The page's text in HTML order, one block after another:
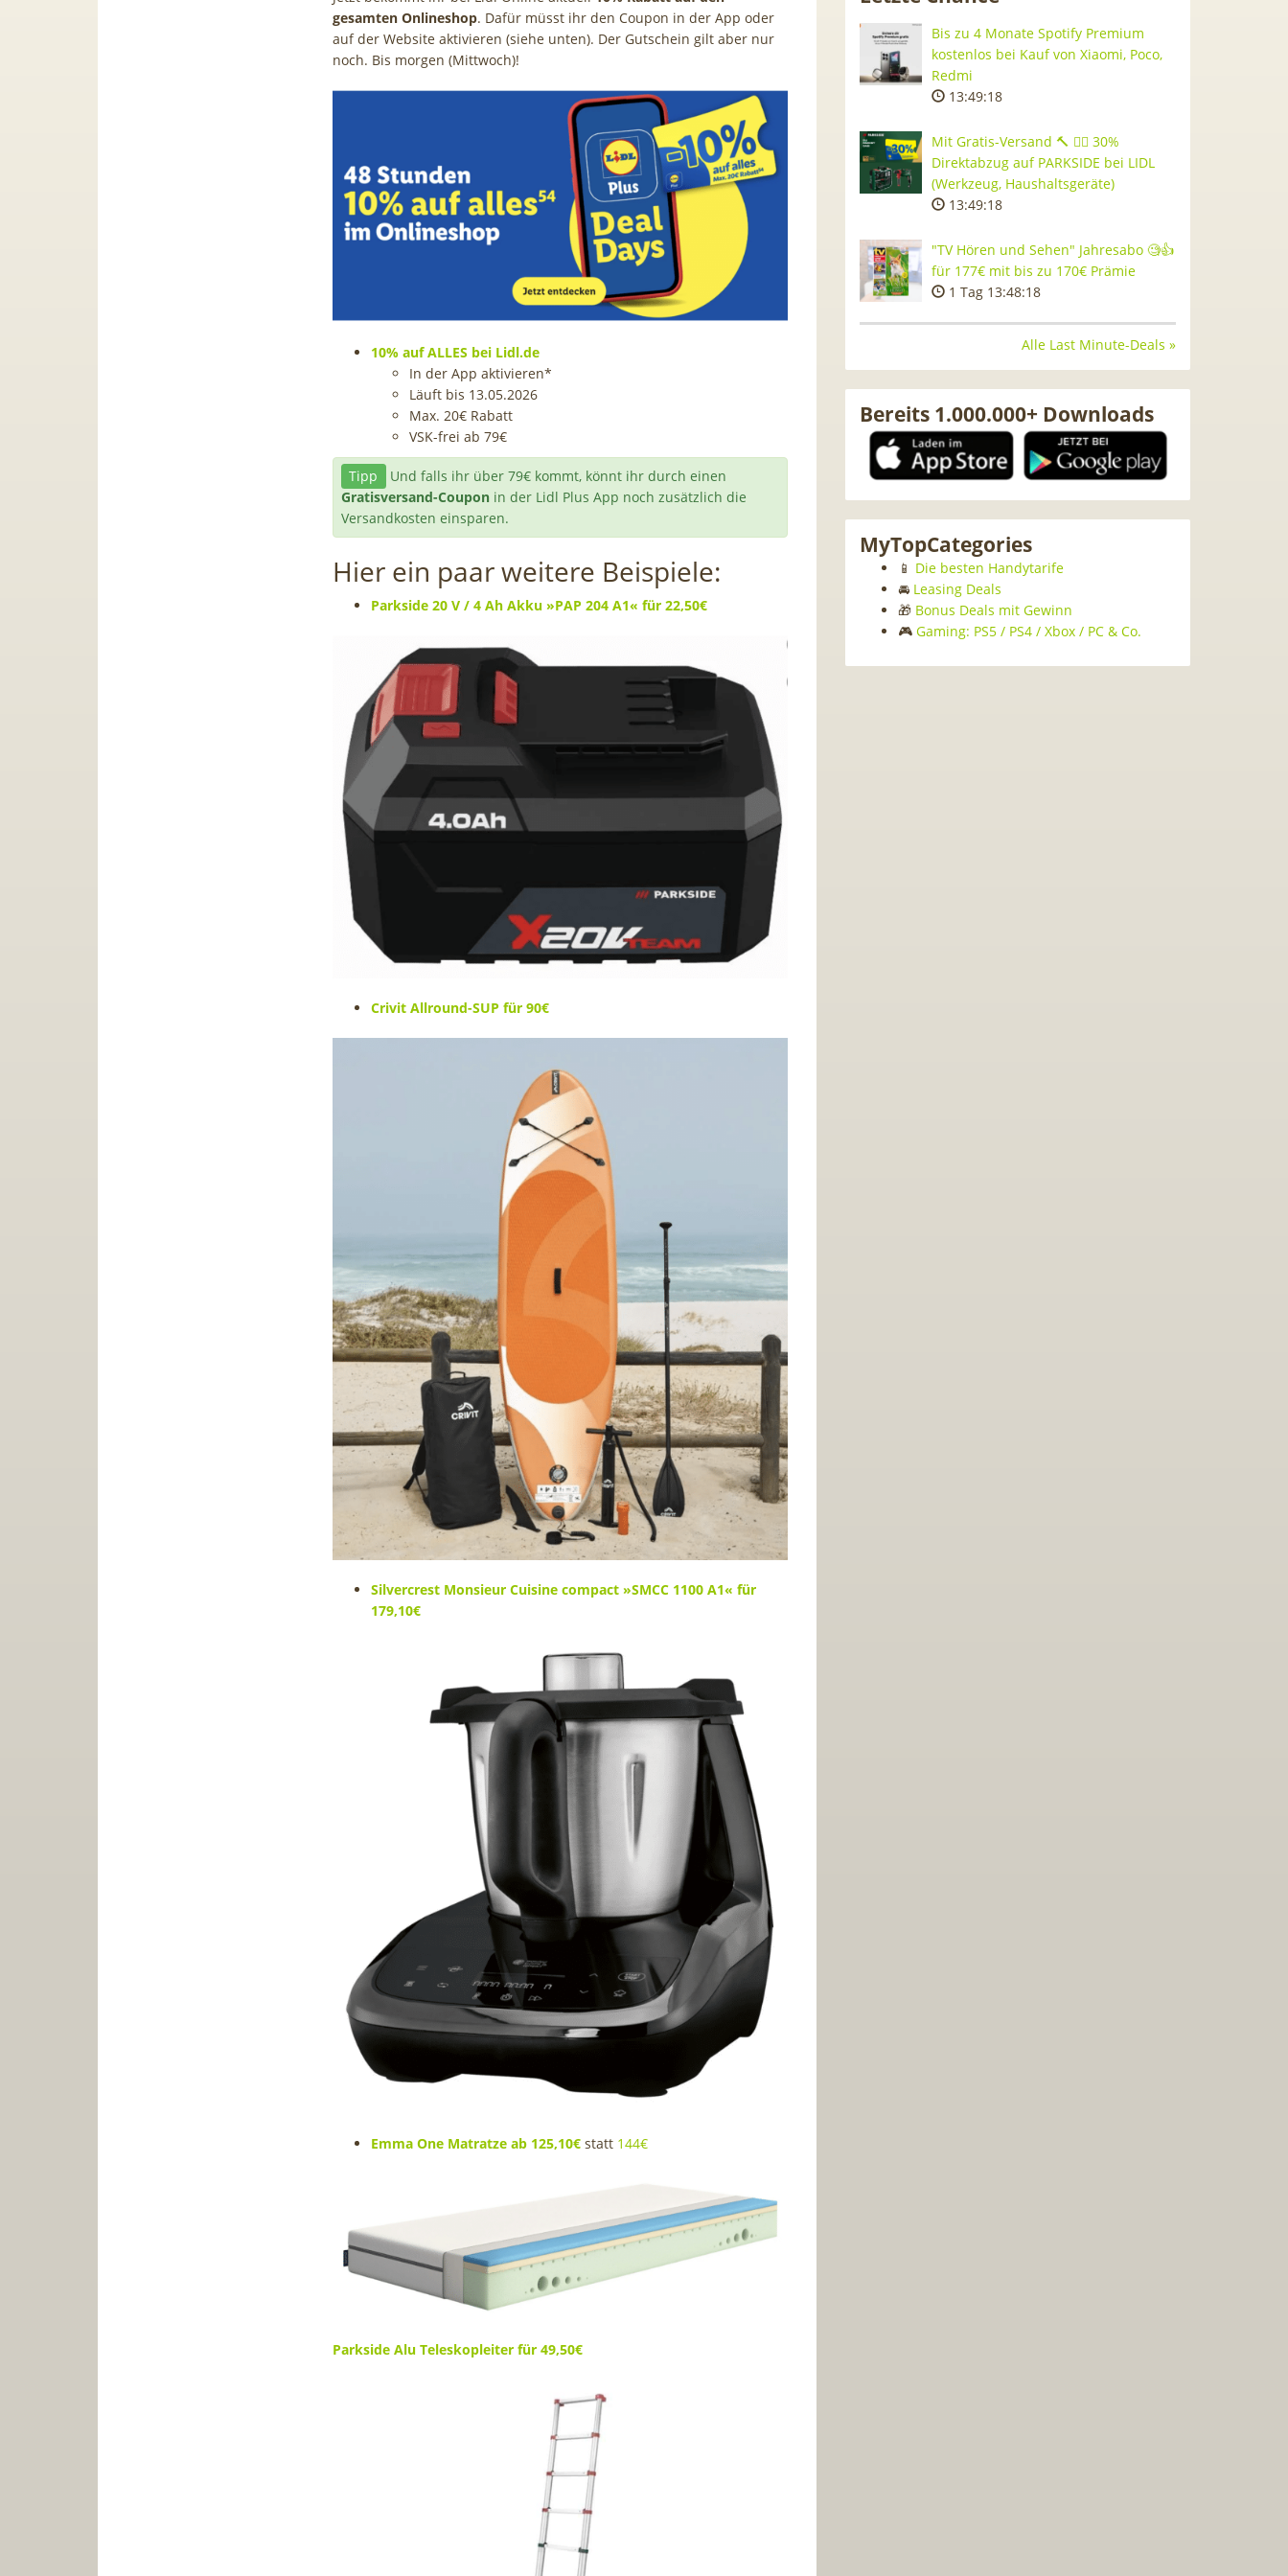
gesamten Onlineshop. Dafür müsst ihr den Coupon in der App oder
auf der Website aktivieren (siehe unten). Der Gutschein gilt aber nur
noch. Bis morgen (Mittwoch)!
10% auf ALLES bei Lidl.de
In der App aktivieren*
Läuft bis 13.05.2026
Max. 20€ Rabatt
VSK-frei ab 79€
Tipp
Und falls ihr über 79€ kommt, könnt ihr durch einen
Gratisversand-Coupon in der Lidl Plus App noch zusätzlich die
Versandkosten einsparen.
Hier ein paar weitere Beispiele:
Parkside 20 V / 4 Ah Akku »PAP 204 A1« für 22,50€
Crivit Allround-SUP für 90€
Silvercrest Monsieur Cuisine compact »SMCC 1100 A1« für
179,10€
Emma One Matratze ab 125,10€ statt 144€
Parkside Alu Teleskopleiter für 49,50€
Bis zu 4 Monate Spotify Premium
kostenlos bei Kauf von Xiaomi, Poco,
Redmi
13:49:17
Mit Gratis-Versand 🔨 👷‍♂️ 30%
Direktabzug auf PARKSIDE bei LIDL
(Werkzeug, Haushaltsgeräte)
13:49:17
"TV Hören und Sehen" Jahresabo 🧐👍
für 177€ mit bis zu 170€ Prämie
1 Tag 13:48:17
Alle Last Minute-Deals »
Bereits 1.000.000+ Downloads
MyTopCategories
📱 Die besten Handytarife
🚘 Leasing Deals
🎁 Bonus Deals mit Gewinn
🎮 Gaming: PS5 / PS4 / Xbox / PC & Co.